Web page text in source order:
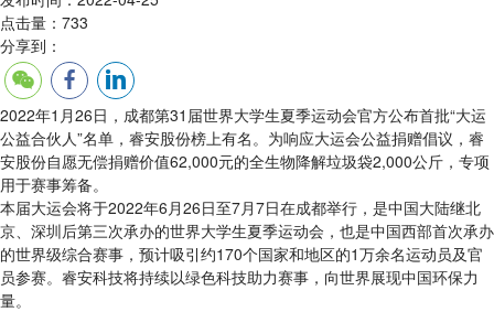
点击量：733
分享到：
2022年1月26日，成都第31届世界大学生夏季运动会官方公布首批“大运
公益合伙人”名单，睿安股份榜上有名。为响应大运会公益捐赠倡议，睿
安股份自愿无偿捐赠价值62,000元的全生物降解垃圾袋2,000公斤，专项
用于赛事筹备。
本届大运会将于2022年6月26日至7月7日在成都举行，是中国大陆继北
京、深圳后第三次承办的世界大学生夏季运动会，也是中国西部首次承办
的世界级综合赛事，预计吸引约170个国家和地区的1万余名运动员及官
员参赛。睿安科技将持续以绿色科技助力赛事，向世界展现中国环保力
量。